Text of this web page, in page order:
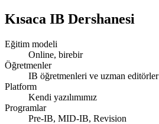
Kısaca IB Dershanesi
Eğitim modeli
Online, birebir
Öğretmenler
IB öğretmenleri ve uzman editörler
Platform
Kendi yazılımımız
Programlar
Pre-IB, MID-IB, Revision